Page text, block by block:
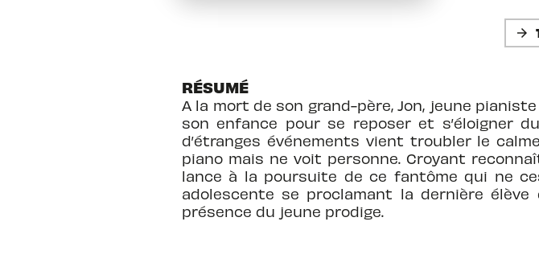
arrow_forward
RÉSUMÉ
A la mort de son grand-père, Jon, jeune
son enfance pour se reposer et s’éloigner
d’étranges événements vient troubler le
piano mais ne voit personne. Croyant
lance à la poursuite de ce fantôme qui ne
adolescente se proclamant la dernière
présence du jeune prodige.